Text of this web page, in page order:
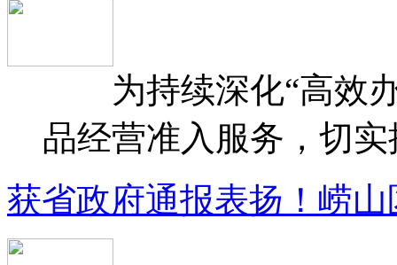
为持续深化“高效办
品经营准入服务，切
获省政府通报表扬！崂